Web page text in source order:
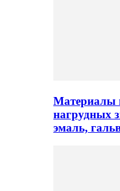
Материалы
нагрудных
эмаль,